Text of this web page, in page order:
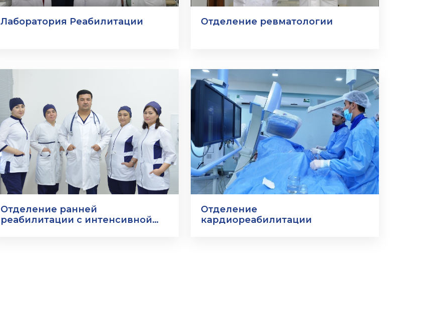
Лаборатория Реабилитации Отделение ревматологии
Отделение ранней
реабилитации с интенсивной
Отделение
кардиореабилитации